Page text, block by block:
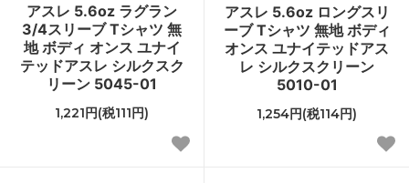
アスレ 5.6oz ラグラン
3/4スリーブ Tシャツ 無
地 ボディ オンス ユナイ
テッドアスレ シルクスク
リーン 5045-01
1,221円(税111円)
アスレ 5.6oz ロングスリ
ーブ Tシャツ 無地 ボディ
オンス ユナイテッドアス
レ シルクスクリーン
5010-01
1,254円(税114円)